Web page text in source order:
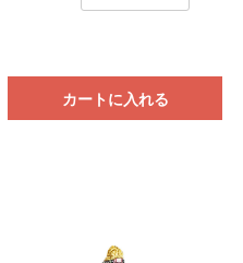
カートに入れる